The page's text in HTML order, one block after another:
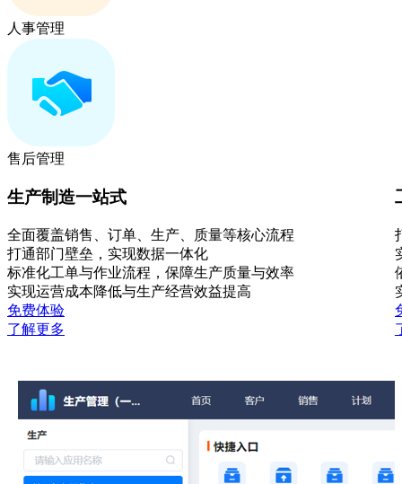
人事管理
售后管理
生产制造一站式
全面覆盖销售、订单、生产、质量等核心流程
打通部门壁垒，实现数据一体化
标准化工单与作业流程，保障生产质量与效率
实现运营成本降低与生产经营效益提高
免费体验
了解更多